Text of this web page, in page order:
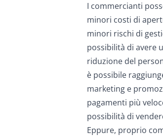
I commercianti
minori costi di
minori rischi di
possibilità di avere
riduzione del
è possibile
marketing e
pagamenti più
possibilità di
Eppure, proprio